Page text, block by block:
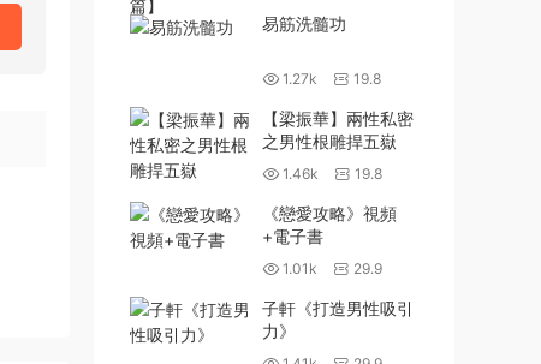
易筋洗髓功
1.27k 19.8
【梁振華】兩性私密
之男性根雕捍五嶽
1.46k 19.8
《戀愛攻略》視頻
+電子書
1.01k 29.9
子軒《打造男性吸引
力》